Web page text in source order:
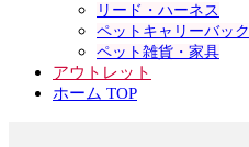
リード・ハーネス
ペットキャリーバック
ペット雑貨・家具
アウトレット
ホーム TOP